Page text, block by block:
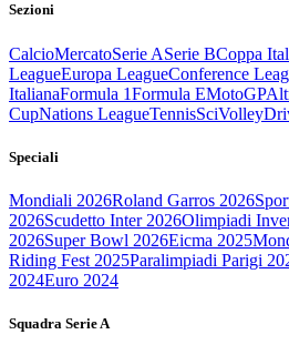
Sezioni
CalcioMercatoSerie ASerie BCoppa
LeagueEuropa LeagueConference
ItalianaFormula 1Formula EMotoGP
CupNations LeagueTennisSciVolley
Speciali
Mondiali 2026Roland Garros 2026
2026Scudetto Inter 2026Olimpiadi
2026Super Bowl 2026Eicma 2025
Riding Fest 2025Paralimpiadi Parigi
2024Euro 2024
Squadra Serie A